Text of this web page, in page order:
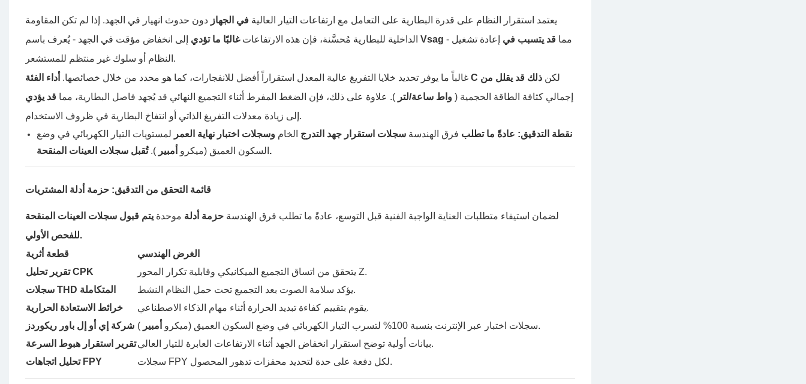
يعتمد استقرار النظام على قدرة البطارية على التعامل مع ارتفاعات التيار العاليةفي الجهاز دون حدوث انهيار في الجهد. إذا لم تكن المقاومة
الداخلية للبطارية مُحسَّنة، فإن هذه الارتفاعاتغالبًا ما تؤدي Vsag - مماقد يتسبب في إعادة تشغيل
النظام أو سلوك غير منتظم للمستشعر.
غالباً ما يوفر تحديد خلايا التفريغ عالية المعدل استقراراً أفضل للانفجارات، كما هو محدد من خلال خصائصها.أداء الفئة C لكنذلك قد يقلل من
إجمالي كثافة الطاقة الحجمية (واط ساعة/لتر ). علاوة على ذلك، فإن الضغط المفرط أثناء التجميع النهائي قد يُجهد فاصل البطارية، مماقد يؤدي
إلى زيادة معدلات التفريغ الذاتي أو انتفاخ البطارية في ظروف الاستخدام.
نقطة التدقيق: عادةً ما تطلب فرق الهندسة سجلات استقرار جهد التدرج الخام وسجلات اختبار نهاية العمر لمستويات التيار الكهربائي في وضع
السكون العميق (ميكرو أمبير ). تُقبل سجلات العينات المنقحة.
قائمة التحقق من التدقيق: حزمة أدلة المشتريات
لضمان استيفاء متطلبات العناية الواجبة الفنية قبل التوسع، عادةً ما تطلب فرق الهندسةحزمة أدلة موحدة يتم قبول سجلات العينات المنقحة
للفحص الأولي.
قطعة أثرية
الغرض الهندسي
تقرير تحليل CPK
يتحقق من اتساق التجميع الميكانيكي وقابلية تكرار المحور Z.
سجلات THD المتكاملة
يؤكد سلامة الصوت بعد التجميع تحت حمل النظام النشط.
خرائط الاستعادة الحرارية
يقوم بتقييم كفاءة تبديد الحرارة أثناء مهام الذكاء الاصطناعي.
شركة إي أو إل باور ريكوردز
سجلات اختبار عبر الإنترنت بنسبة 100% لتسرب التيار الكهربائي في وضع السكون العميق (ميكرو أمبير
).
تقرير استقرار هبوط السرعة
بيانات أولية توضح استقرار انخفاض الجهد أثناء الارتفاعات العابرة للتيار العالي.
تحليل اتجاهات FPY
سجلات FPY لكل دفعة على حدة لتحديد محفزات تدهور المحصول.